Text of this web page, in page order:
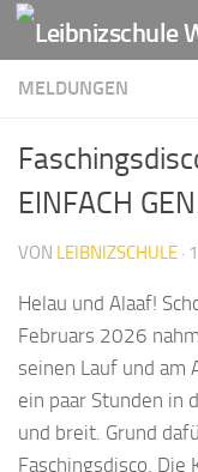
Zum Inhalt
MELDUNGEN
EINFACH
VON LEIBNIZSCHULE ·
Helau und Alaaf!
Februars 2026
seinen Lauf und am
ein paar Stunden in
und breit. Grund
Faschingsdisco.